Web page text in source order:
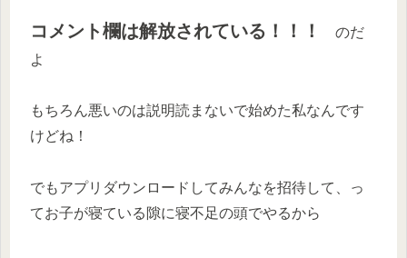
コメント欄は解放されている！！！
のだ
よ
もちろん悪いのは説明読まないで始めた私なんです
けどね！
でもアプリダウンロードしてみんなを招待して、っ
てお子が寝ている隙に寝不足の頭でやるから